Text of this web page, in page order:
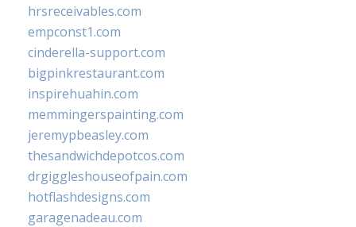
hrsreceivables.com
empconst1.com
cinderella-support.com
bigpinkrestaurant.com
inspirehuahin.com
memmingerspainting.com
jeremypbeasley.com
thesandwichdepotcos.com
drgiggleshouseofpain.com
hotflashdesigns.com
garagenadeau.com